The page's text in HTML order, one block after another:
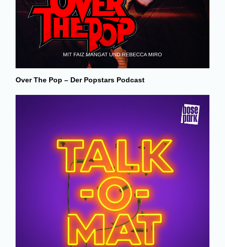
Over The Pop – Der Popstars Podcast